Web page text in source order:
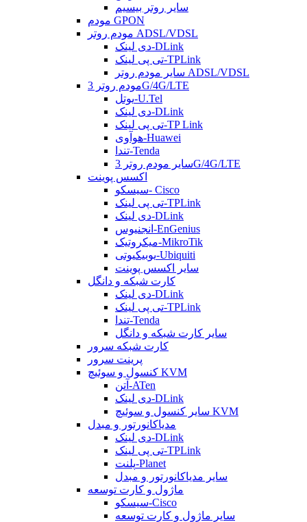
سایر روتر بیسیم
مودم GPON
مودم روتر ADSL/VDSL
دی لینک-DLink
تی پی لینک-TPLink
سایر مودم روتر ADSL/VDSL
مودم روتر 3G/4G/LTE
یوتل-U.Tel
دی لینک-DLink
تی پی لینک-TP Link
هوآوی-Huawei
تندا-Tenda
سایر مودم روتر 3G/4G/LTE
اکسس پوینت
سیسکو- Cisco
تی پی لینک-TPLink
دی لینک-DLink
انجنیوس-EnGenius
میکروتیک-MikroTik
یوبیکیوتی-Ubiquiti
سایر اکسس پوینت
کارت شبکه و دانگل
دی لینک-DLink
تی پی لینک-TPLink
تندا-Tenda
سایر کارت شبکه و دانگل
کارت شبکه سرور
پرینت سرور
کنسول و سوئیچ KVM
آتن-ATen
دی لینک-DLink
سایر کنسول و سوئیچ KVM
مدیاکانورتور و مبدل
دی لینک-DLink
تی پی لینک-TPLink
پلنت-Planet
سایر مدیاکانورتور و مبدل
ماژول و کارت توسعه
سیسکو-Cisco
سایر ماژول و کارت توسعه